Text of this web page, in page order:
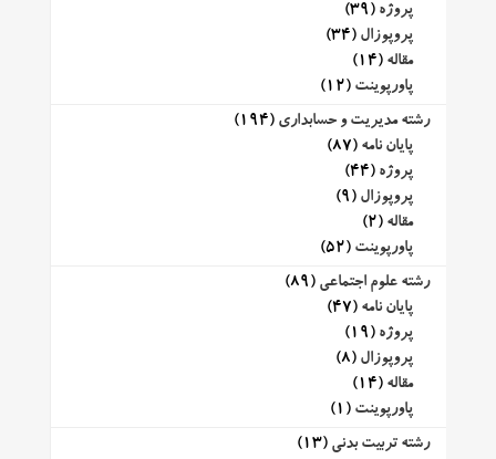
پروژه (39)
پروپوزال (34)
مقاله (14)
پاورپوینت (12)
رشته مدیریت و حسابداری (194)
پایان نامه (87)
پروژه (44)
پروپوزال (9)
مقاله (2)
پاورپوینت (52)
رشته علوم اجتماعی (89)
پایان نامه (47)
پروژه (19)
پروپوزال (8)
مقاله (14)
پاورپوینت (1)
رشته تربیت بدنی (13)